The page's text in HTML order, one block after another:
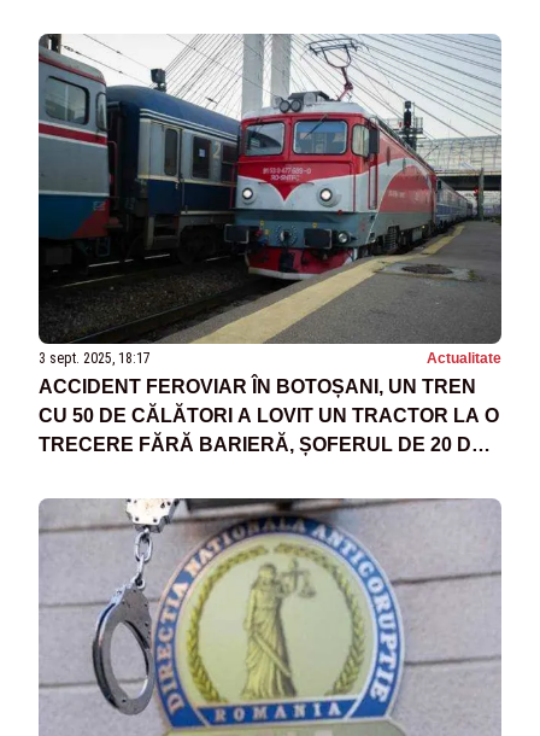
3 sept. 2025, 18:17 Actualitate
ACCIDENT FEROVIAR ÎN BOTOȘANI, UN TREN
CU 50 DE CĂLĂTORI A LOVIT UN TRACTOR LA O
TRECERE FĂRĂ BARIERĂ, ȘOFERUL DE 20 DE